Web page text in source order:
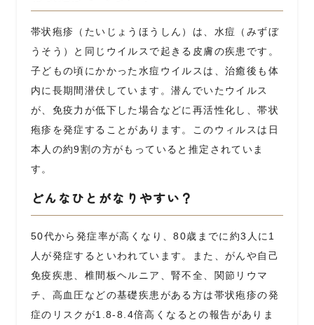
帯状疱疹（たいじょうほうしん）は、水痘（みずぼ
うそう）と同じウイルスで起きる皮膚の疾患です。
子どもの頃にかかった水痘ウイルスは、治癒後も体
内に長期間潜伏しています。潜んでいたウイルス
が、免疫力が低下した場合などに再活性化し、帯状
疱疹を発症することがあります。このウィルスは日
本人の約9割の方がもっていると推定されていま
す。
どんなひとがなりやすい？
50代から発症率が高くなり、80歳までに約3 人に 1
人が発症するといわれています。また、がんや自己
免疫疾患、椎間板ヘルニア、腎不全、関節リウマ
チ、高血圧などの基礎疾患がある方は帯状疱疹の発
症のリスクが1.8-8.4倍高くなるとの報告がありま